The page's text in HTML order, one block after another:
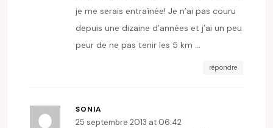
je me serais entraînée! Je n’ai pas couru
depuis une dizaine d’années et j’ai un peu
peur de ne pas tenir les 5 km …
répondre
SONIA
25 septembre 2013 at 06:42